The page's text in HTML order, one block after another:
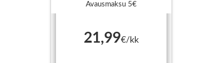
Avausmaksu 5€
21,99€/kk